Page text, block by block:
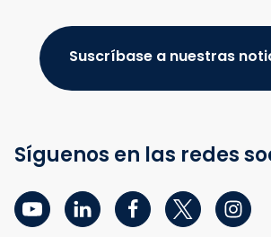
Suscríbase a nuestras
Síguenos en las redes